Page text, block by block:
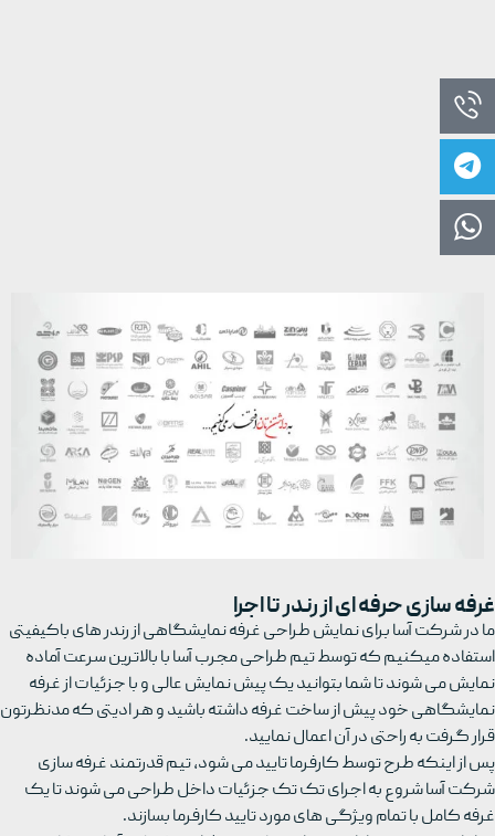
غرفه سازی حرفه ای از رندر تا اجرا
ما در شرکت آسا برای نمایش طراحی غرفه نمایشگاهی از رندر های باکیفیتی
استفاده میکنیم که توسط تیم طراحی مجرب آسا با بالاترین سرعت آماده
نمایش می شوند تا شما بتوانید یک پیش نمایش عالی و با جزئیات از غرفه
نمایشگاهی خود پیش از ساخت غرفه داشته باشید و هر ادیتی که مدنظرتون
قرار گرفت به راحتی در آن اعمال نمایید.
پس از اینکه طرح توسط کارفرما تایید می شود، تیم قدرتمند غرفه سازی
شرکت آسا شروع به اجرای تک تک جزئیات داخل طراحی می شوند تا یک
غرفه کامل با تمام ویژگی های مورد تایید کارفرما بسازند.